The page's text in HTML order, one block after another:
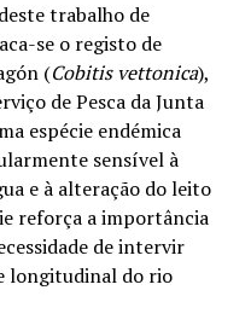
trabalho de
se o registo de
(Cobitis vettonica),
de Pesca da Junta
espécie endémica
sensível à
e à alteração do leito
reforça a importância
de intervir
longitudinal do rio